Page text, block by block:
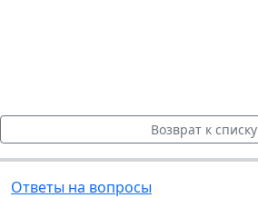
Возврат к списку
Ответы на вопросы